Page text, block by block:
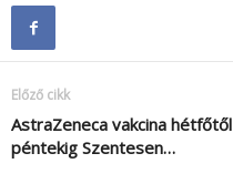
Előző cikk
AstraZeneca vakcina hétfőtől
péntekig Szentesen…